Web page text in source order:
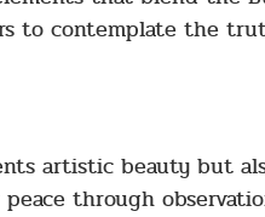
to contemplate the
artistic beauty but
through